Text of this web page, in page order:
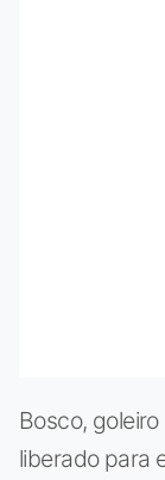
Bosco,
liberado para